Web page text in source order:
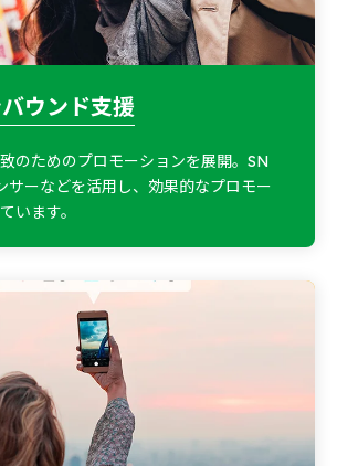
ウンド支援
のためのプロモーションを展開。SN
サーなどを活用し、効果的なプロモー
います。